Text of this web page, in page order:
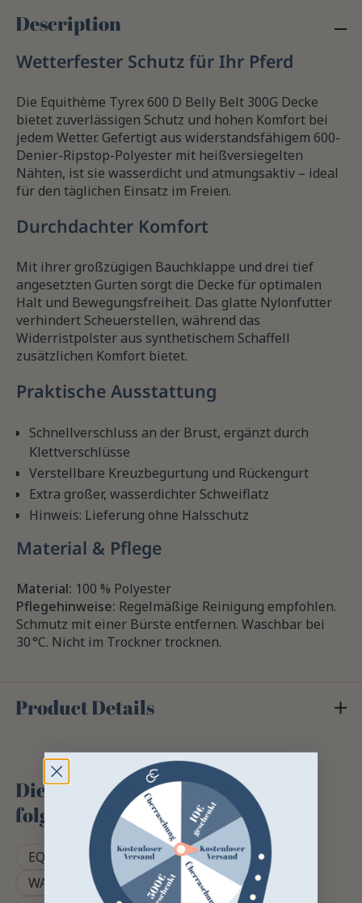
Description
Wetterfester Schutz für Ihr Pferd
Die Equithème Tyrex 600 D Belly Belt 300G Decke
bietet zuverlässigen Schutz und hohen Komfort bei
jedem Wetter. Gefertigt aus widerstandsfähigem 600-
Denier-Ripstop-Polyester mit heißversiegelten
Nähten, ist sie wasserdicht und atmungsaktiv – ideal
für den täglichen Einsatz im Freien.
Durchdachter Komfort
Mit ihrer großzügigen Bauchklappe und drei tief
angesetzten Gurten sorgt die Decke für optimalen
Halt und Bewegungsfreiheit. Das glatte Nylonfutter
verhindert Scheuerstellen, während das
Widerristpolster aus synthetischem Schaffell
zusätzlichen Komfort bietet.
Praktische Ausstattung
Schnellverschluss an der Brust, ergänzt durch
Klettverschlüsse
Verstellbare Kreuzbegurtung und Rückengurt
Extra großer, wasserdichter Schweiflatz
Hinweis: Lieferung ohne Halsschutz
Material & Pflege
Material: 100 % Polyester
Pflegehinweise: Regelmäßige Reinigung empfohlen.
Schmutz mit einer Bürste entfernen. Waschbar bei
30 °C. Nicht im Trockner trocknen.
Product Details
Dieses Produkt finden Sie in
folgenden Kategorien
EQUI-THÈME DECKE
WASSERDICHTE PFERDEDECKEN